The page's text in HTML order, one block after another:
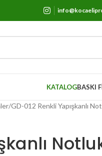
KATALOGBASKI
GD-012 Renkli Yapışkanlı